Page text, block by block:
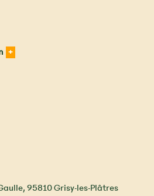
,95810Grisy-les-Plâtres